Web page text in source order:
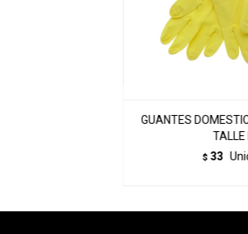
GUANTES
TALLE
$ 33